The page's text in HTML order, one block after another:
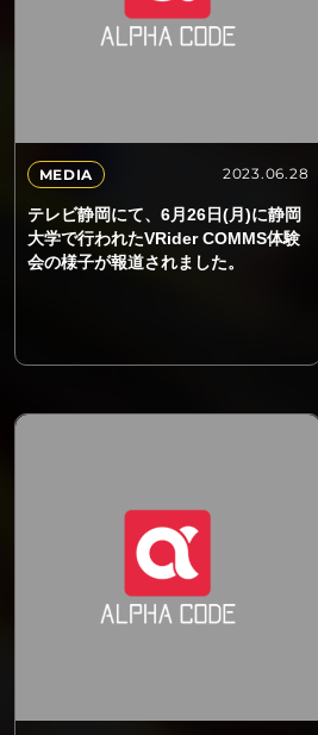
MEDIA 2023.06.28
テレビ静岡にて、6月26日(月)に静岡
大学で行われたVRider COMMS体験
会の様子が報道されました。